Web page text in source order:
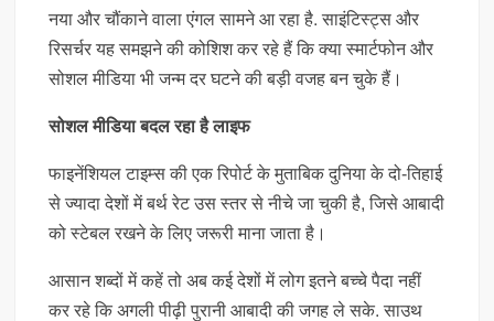
नया और चौंकाने वाला एंगल सामने आ रहा है. साइंटिस्ट्स और
रिसर्चर यह समझने की कोशिश कर रहे हैं कि क्या स्मार्टफोन और
सोशल मीडिया भी जन्म दर घटने की बड़ी वजह बन चुके हैं।
सोशल मीडिया बदल रहा है लाइफ
फाइनेंशियल टाइम्स की एक रिपोर्ट के मुताबिक दुनिया के दो-तिहाई
से ज्यादा देशों में बर्थ रेट उस स्तर से नीचे जा चुकी है, जिसे आबादी
को स्टेबल रखने के लिए जरूरी माना जाता है।
आसान शब्दों में कहें तो अब कई देशों में लोग इतने बच्चे पैदा नहीं
कर रहे कि अगली पीढ़ी पुरानी आबादी की जगह ले सके. साउथ